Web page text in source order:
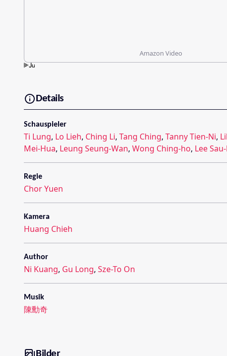
Amazon Video
Details
Schauspieler
Ti Lung, Lo Lieh, Ching Li, Tang Ching, Tanny Tien-Ni,
Mei-Hua, Leung Seung-Wan, Wong Ching-ho, Lee
Regie
Chor Yuen
Kamera
Huang Chieh
Author
Ni Kuang, Gu Long, Sze-To On
Musik
陳勳奇
Bilder